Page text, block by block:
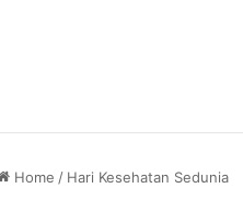
Home / Hari Kesehatan Sedunia